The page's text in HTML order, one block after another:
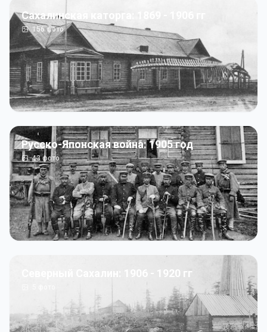
Сахалинская каторга: 1869 - 1906 гг
156фото
Русско-Японская война: 1905 год
43фото
Северный Сахалин: 1906 - 1920 гг